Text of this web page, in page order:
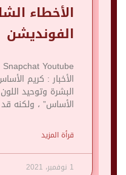
الأخطاء
الفونديشن
الأخبار : كريم
البشرة وتوحيد
الأساس” ، ولكنه
قرأة المزيد
1 نوفمبر، 2021